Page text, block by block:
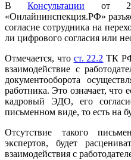
ВКонсультации от
«Онлайнинспекция.РФ»
согласие сотрудника на
ли цифрового согласия или
Отмечается, что ст. 22.2 ТК РФ
взаимодействие с
документооборота
работника. Это означает, что
кадровый ЭДО, его
письменном виде, то есть на
Отсутствие такого
экспертов, будет
взаимодействия с